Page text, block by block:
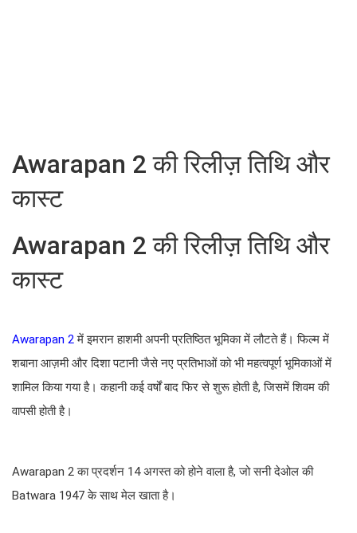
Awarapan 2 की रिलीज़ तिथि और
कास्ट
Awarapan 2 की रिलीज़ तिथि और
कास्ट
Awarapan 2में इमरान हाशमी अपनी प्रतिष्ठित भूमिका में लौटते हैं। फिल्म में
शबाना आज़मी और दिशा पटानी जैसे नए प्रतिभाओं को भी महत्वपूर्ण भूमिकाओं में
शामिल किया गया है। कहानी कई वर्षों बाद फिर से शुरू होती है, जिसमें शिवम की
वापसी होती है।
Awarapan 2 का प्रदर्शन 14 अगस्त को होने वाला है, जो सनी देओल की
Batwara 1947 के साथ मेल खाता है।